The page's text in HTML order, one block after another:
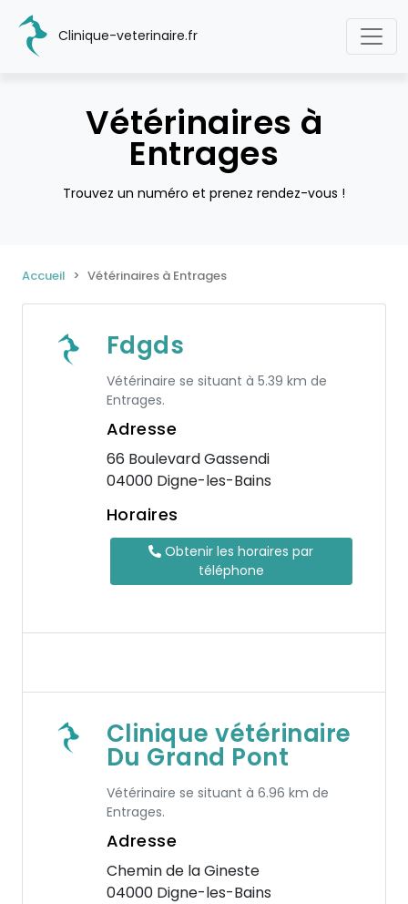
Clinique-veterinaire.fr
Vétérinaires à
Entrages
Trouvez un numéro et prenez rendez-vous !
Accueil Vétérinaires à Entrages
Fdgds
Vétérinaire se situant à 5.39 km de
Entrages.
Adresse
66 Boulevard Gassendi
04000 Digne-les-Bains
Horaires
Obtenir les horaires par
téléphone
Clinique vétérinaire
Du Grand Pont
Vétérinaire se situant à 6.96 km de
Entrages.
Adresse
Chemin de la Gineste
04000 Digne-les-Bains